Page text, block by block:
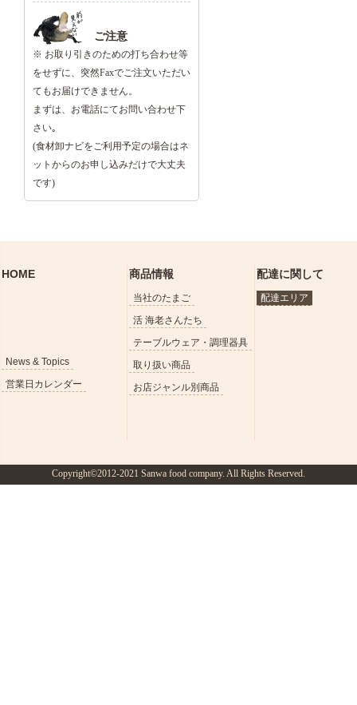
ご注意
※ お取り引きのための打ち合わせ等
をせずに、突然Faxでご注文いただい
てもお届けできません。
まずは、お電話にてお問い合わせ下
さい｡
(食材卸ナビをご利用予定の場合はネ
ットからのお申し込みだけで大丈夫
です)
HOME
News & Topics
営業日カレンダー
商品情報
当社のたまご
活 海老さんたち
テーブルウェア・調理器具
取り扱い商品
お店ジャンル別商品
配達に関して
配達エリア
Copyright©2012-2021 Sanwa food company. All Rights Reserved.